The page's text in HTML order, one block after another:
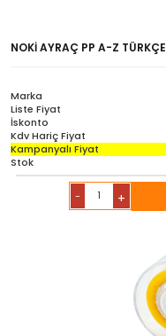
NOKİ AYRAÇ PP A-Z
Marka
Liste Fiyat
İskonto
Kdv Hariç Fiyat
Kampanyalı Fiyat
Stok
- +